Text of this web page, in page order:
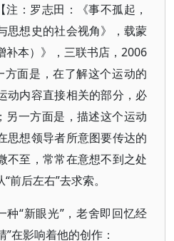
注：罗志田：《事不孤起，
思想史的社会视角》，载蒙
补本）》，三联书店，2006
面是，在了解这个运动的
动内容直接相关的部分，必
另一方面是，描述这个运动
思想领导者所意图要传达的
不至，常常在意想不到之处
前后左右”去求索。
种“新眼光”，老舍即回忆经
”在影响着他的创作：